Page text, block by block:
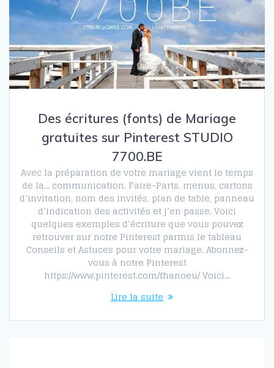
Des écritures (fonts) de Mariage
gratuites sur Pinterest STUDIO
7700.BE
Avec la préparation de votre mariage vient le temps
de la… communication. Faire-Parts, menus, cartons
d’invitation, nom des invités, plan de table, panneau
d’indication des activités et j’en passe. Voici
quelques exemples d’écriture que vous pouvez
retrouver sur notre Pinterest parmis le tableau
Conseils et Astuces pour votre mariage. Abonnez-
vous à notre Pinterest
https://www.pinterest.com/fhanoeu/ Voici…
Lire la suite